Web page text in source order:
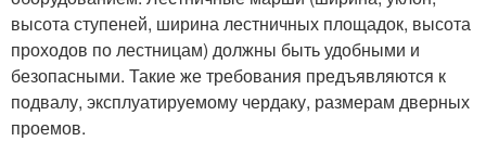
высота ступеней, ширина лестничных площадок, высота
проходов по лестницам) должны быть удобными и
безопасными. Такие же требования предъявляются к
подвалу, эксплуатируемому чердаку, размерам дверных
проемов.